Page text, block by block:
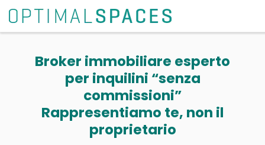
Broker immobiliare esperto
per inquilini “senza
commissioni”
Rappresentiamo te, non il
proprietario